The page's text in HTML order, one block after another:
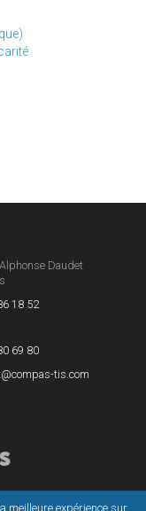
Daudet
18 52
69 80
tis.com
meilleure expérience sur